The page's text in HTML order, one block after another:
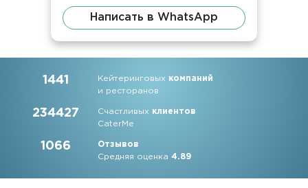
Написать в WhatsApp
1441 Кейтеринговых компаний
и ресторанов
234427 Счастливых клиентов
CaterMe
1066
Отзывов
Средняя оценка4.89